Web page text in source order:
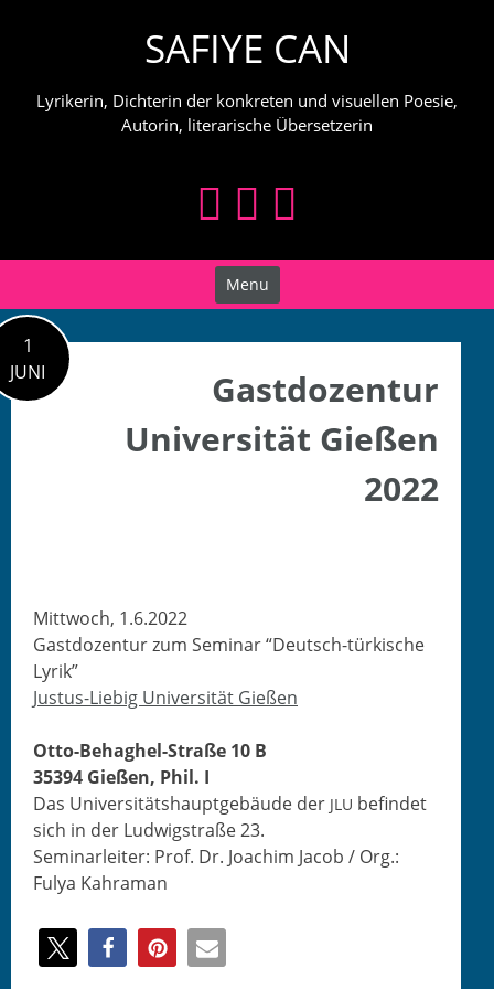
SAFIYE CAN
Lyrikerin, Dichterin der konkreten und visuellen Poesie,
Autorin, literarische Übersetzerin
Menu
1
JUNI
Gastdozentur
Universität Gießen
2022
Mittwoch, 1.6.2022
Gast­dozen­tur zum Sem­i­nar “Deutsch-türkische
Lyrik”
Jus­tus-Liebig Uni­ver­sität Gießen
Otto-Behaghel-Straße 10 B
35394 Gießen, Phil. I
Das Uni­ver­sität­shaupt­ge­bäude der JLU befind­et
sich in der Lud­wigstraße 23.
Sem­i­narleit­er: Prof. Dr. Joachim Jacob / Org.:
Fulya Kahraman